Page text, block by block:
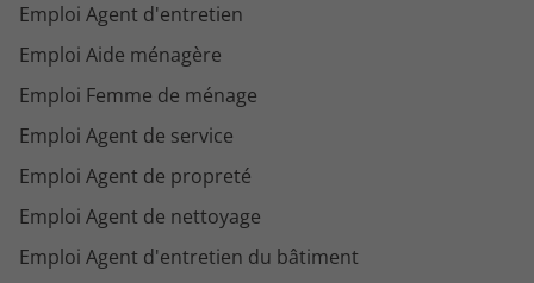
Emploi Agent d'entretien
Emploi Aide ménagère
Emploi Femme de ménage
Emploi Agent de service
Emploi Agent de propreté
Emploi Agent de nettoyage
Emploi Agent d'entretien du bâtiment